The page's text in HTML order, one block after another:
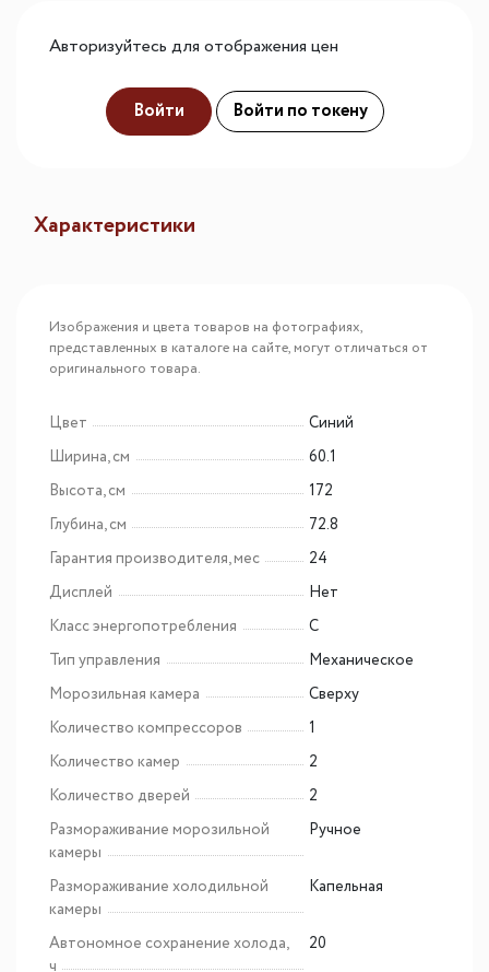
Авторизуйтесь для отображения цен
Войти Войти по токену
Характеристики
Изображения и цвета товаров на фотографиях,
представленных в каталоге на сайте, могут отличаться от
оригинального товара.
Цвет
Синий
Ширина, см
60.1
Высота, см
172
Глубина, см
72.8
Гарантия производителя, мес
24
Дисплей
Нет
Класс энергопотребления
C
Тип управления
Механическое
Морозильная камера
Сверху
Количество компрессоров
1
Количество камер
2
Количество дверей
2
Размораживание морозильной
камеры
Ручное
Размораживание холодильной
камеры
Капельная
Автономное сохранение холода,
ч
20